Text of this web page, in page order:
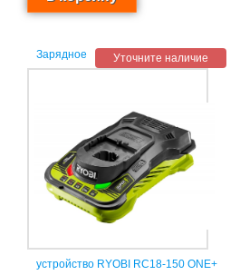
Уточните наличие
Зарядное
устройство RYOBI RC18-150 ONE+